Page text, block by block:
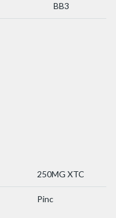
BB3
250MG XTC
Pinc